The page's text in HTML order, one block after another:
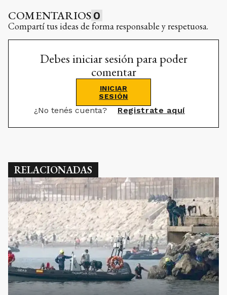
COMENTARIOS 0
Compartí tus ideas de forma responsable y respetuosa.
Debes iniciar sesión para poder
comentar
INICIAR
SESIÓN
¿No tenés cuenta? Registrate aquí
RELACIONADAS